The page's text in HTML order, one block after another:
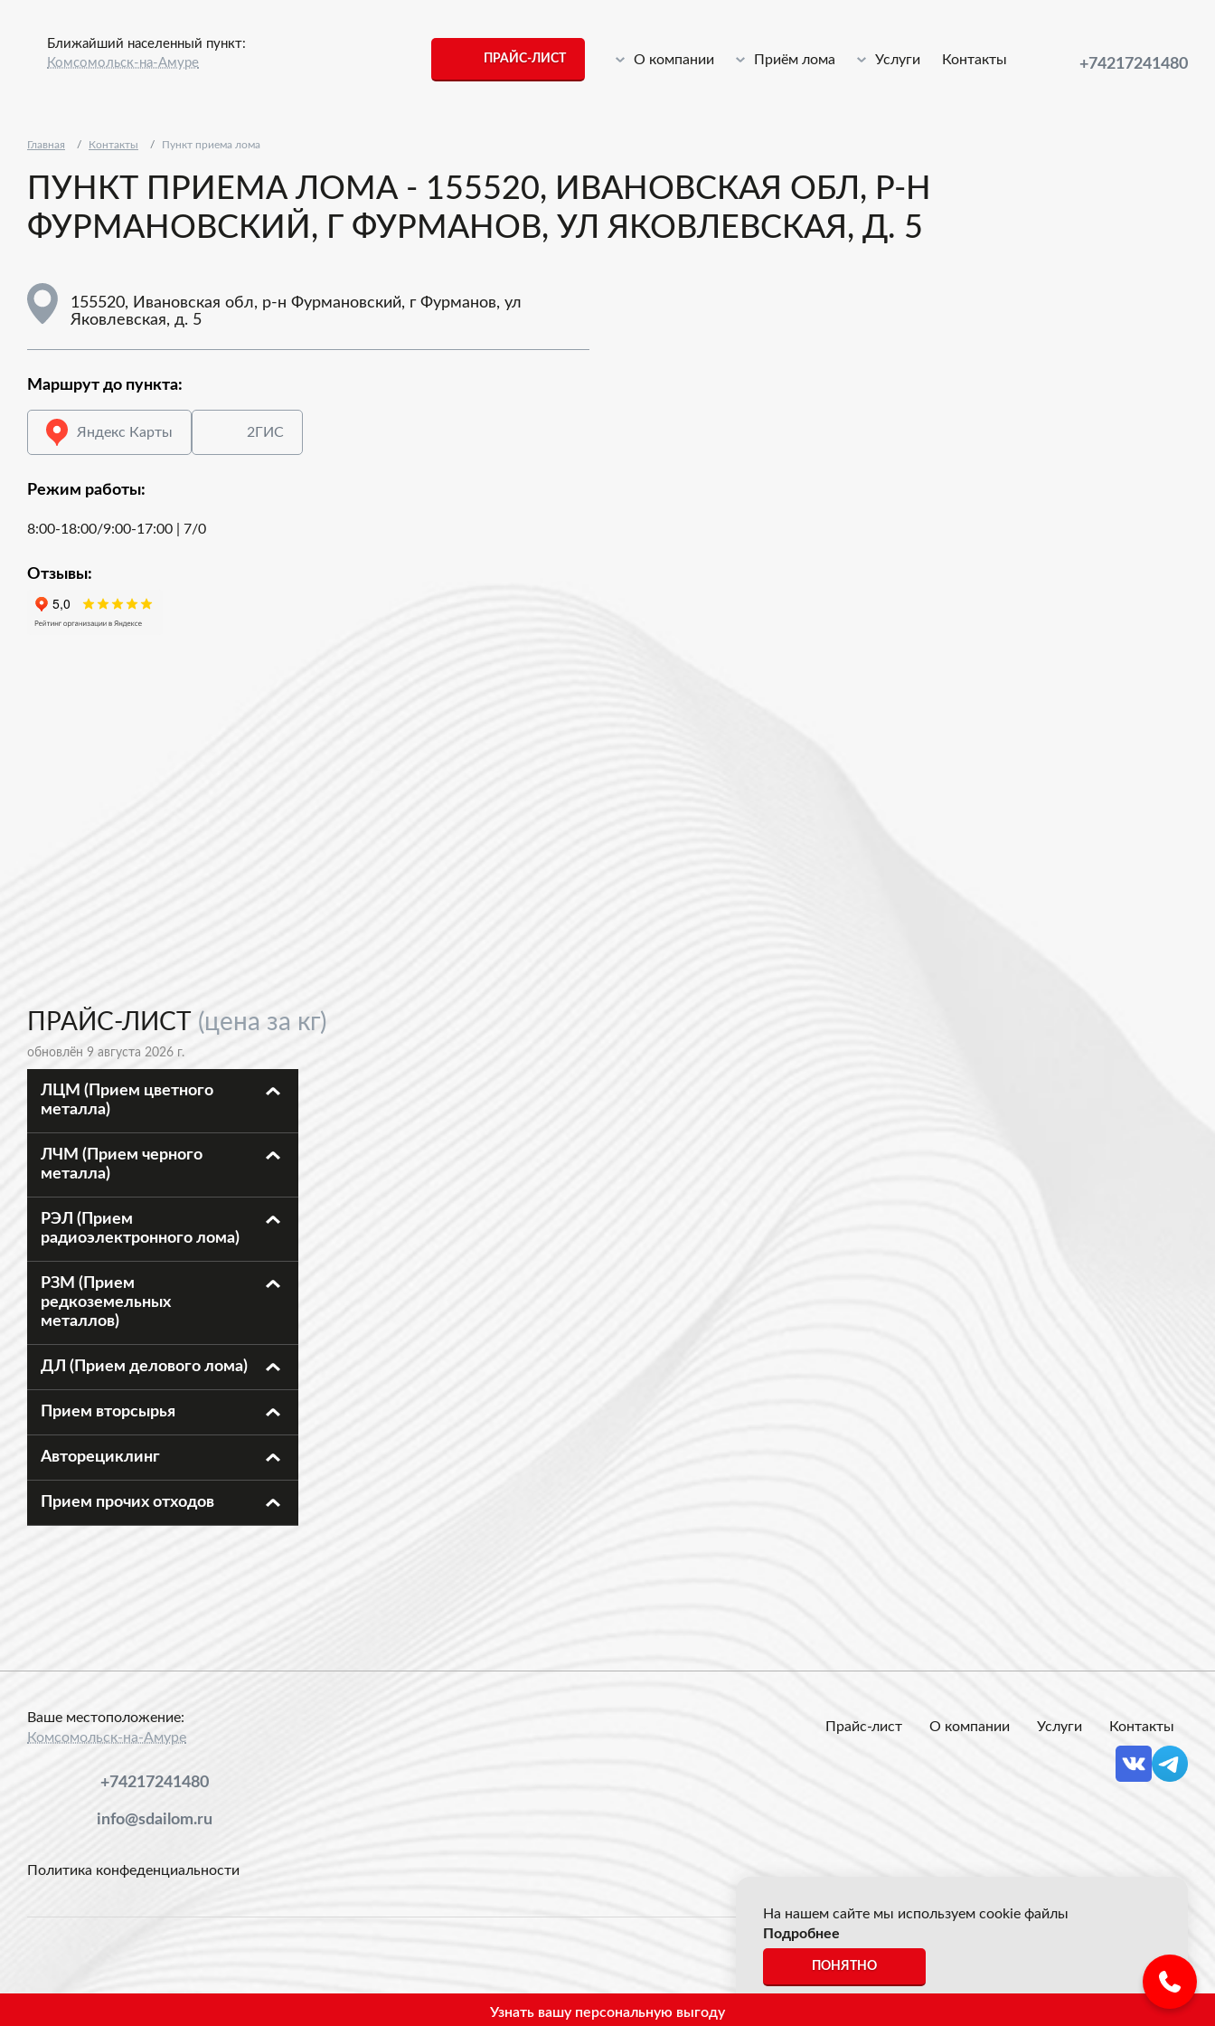
Ближайший населенный пункт:
Комсомольск-на-Амуре
ПРАЙС-ЛИСТ О компании Приём лома Услуги Контакты +74217241480
Главная Контакты Пункт приема лома
ПУНКТ ПРИЕМА ЛОМА - 155520, ИВАНОВСКАЯ ОБЛ, Р-Н
ФУРМАНОВСКИЙ, Г ФУРМАНОВ, УЛ ЯКОВЛЕВСКАЯ, Д. 5
155520, Ивановская обл, р-н Фурмановский, г Фурманов, ул
Яковлевская, д. 5
Маршрут до пункта:
Яндекс Карты 2ГИС
Режим работы:
8:00-18:00/9:00-17:00 | 7/0
Отзывы:
ПРАЙС-ЛИСТ (цена за кг)
обновлён 9 августа 2026 г.
ЛЦМ (Прием цветного
металла)
ЛЧМ (Прием черного
металла)
РЭЛ (Прием
радиоэлектронного лома)
РЗМ (Прием
редкоземельных
металлов)
ДЛ (Прием делового лома)
Прием вторсырья
Авторециклинг
Прием прочих отходов
Ваше местоположение:
Комсомольск-на-Амуре
+74217241480
info@sdailom.ru
Политика конфеденциальности
Прайс-лист О компании Услуги Контакты
© 2026 Акрон Скрап
*Все цены указанные на сайте не являются публичной офертой.
На нашем сайте мы используем cookie файлы
Подробнее
ПОНЯТНО
Узнать вашу персональную выгоду